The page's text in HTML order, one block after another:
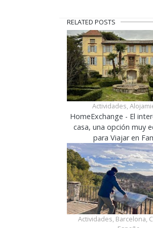
RELATED POSTS
Actividades,
HomeExchange - El
casa, una opción muy
para Viajar en
Actividades, Barcelona,